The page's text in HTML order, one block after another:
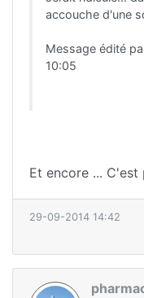
accouche d'une
Message édité
10:05
Et encore ... C'est
29-09-2014 14:42